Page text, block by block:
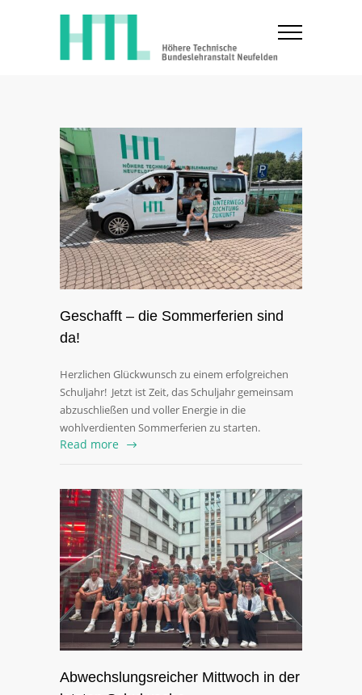
Geschafft – die Sommerferien sind
da!
Herzlichen Glückwunsch zu einem erfolgreichen
Schuljahr! Jetzt ist Zeit, das Schuljahr gemeinsam
abzuschließen und voller Energie in die
wohlverdienten Sommerferien zu starten.
Read more
Abwechslungsreicher Mittwoch in der